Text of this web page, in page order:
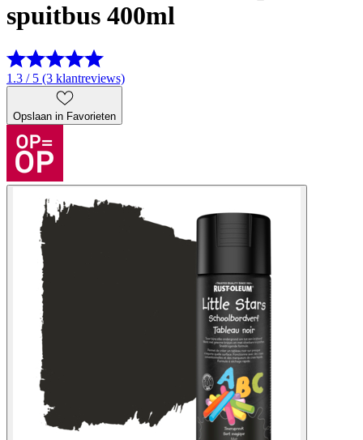
spuitbus 400ml
1.3 / 5 (3 klantreviews)
Opslaan in Favorieten